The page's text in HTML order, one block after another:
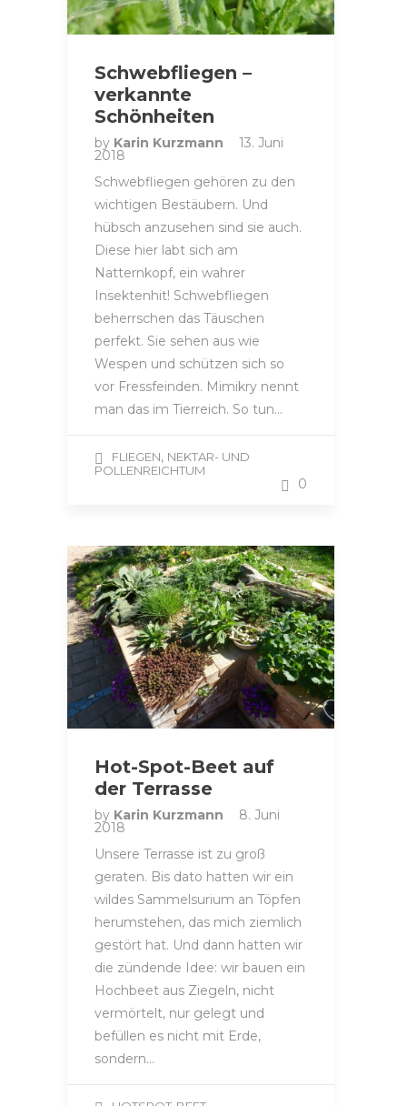
Schwebfliegen –
verkannte
Schönheiten
by Karin Kurzmann 13. Juni
2018
Schwebfliegen gehören zu den
wichtigen Bestäubern. Und
hübsch anzusehen sind sie auch.
Diese hier labt sich am
Natternkopf, ein wahrer
Insektenhit! Schwebfliegen
beherrschen das Täuschen
perfekt. Sie sehen aus wie
Wespen und schützen sich so
vor Fressfeinden. Mimikry nennt
man das im Tierreich. So tun…
FLIEGEN, NEKTAR- UND
POLLENREICHTUM
0
Hot-Spot-Beet auf
der Terrasse
by Karin Kurzmann 8. Juni
2018
Unsere Terrasse ist zu groß
geraten. Bis dato hatten wir ein
wildes Sammelsurium an Töpfen
herumstehen, das mich ziemlich
gestört hat. Und dann hatten wir
die zündende Idee: wir bauen ein
Hochbeet aus Ziegeln, nicht
vermörtelt, nur gelegt und
befüllen es nicht mit Erde,
sondern…